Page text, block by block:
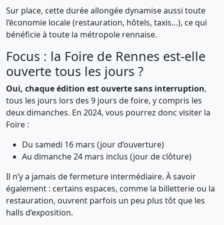
Sur place, cette durée allongée dynamise aussi toute
l’économie locale (restauration, hôtels, taxis…), ce qui
bénéficie à toute la métropole rennaise.
Focus : la Foire de Rennes est-elle
ouverte tous les jours ?
Oui, chaque édition est ouverte sans interruption,
tous les jours lors des 9 jours de foire, y compris les
deux dimanches. En 2024, vous pourrez donc visiter la
Foire :
Du samedi 16 mars (jour d’ouverture)
Au dimanche 24 mars inclus (jour de clôture)
Il n’y a jamais de fermeture intermédiaire. À savoir
également : certains espaces, comme la billetterie ou la
restauration, ouvrent parfois un peu plus tôt que les
halls d’exposition.